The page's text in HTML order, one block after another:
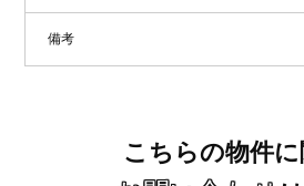
備考
こちらの物件